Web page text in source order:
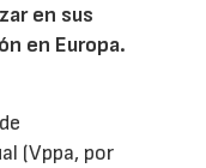
en sus
en Europa.
(Vppa, por